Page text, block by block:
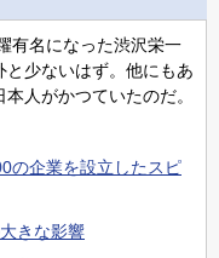
有名になった渋沢栄一
少ないはず。他にもあ
人がかつていたのだ。
の企業を設立したスピ
きな影響